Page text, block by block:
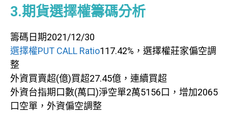
3.期貨選擇權籌碼分析
籌碼日期2021/12/30
選擇權PUT CALL Ratio117.42%，選擇權莊家偏空調
整
外資買賣超(億)買超27.45億，連續買超
外資台指期口數(萬口)淨空單2萬5156口，增加2065
口空單，外資偏空調整